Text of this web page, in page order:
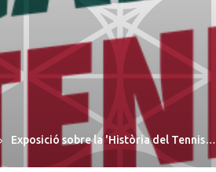
Exposició sobre la 'Història del Tennis…